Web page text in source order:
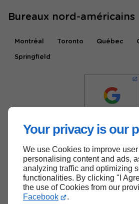
Your privacy is our
We use Cookies to improve
personalising content and ads,
analyzing traffic and optimizing
functionalities. By clicking "I
the use of Cookies from our
Facebook
.
Bureaux nord-américains
Montréal Toronto Québec
Springfield
Haut de page
Do you prefer